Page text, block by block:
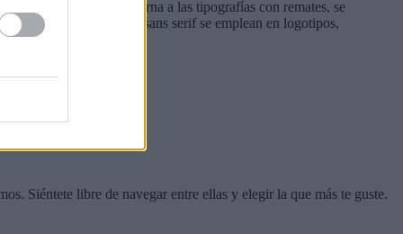
como alternativa moderna a las tipografías con remates, se
Hoy en día, las letras sans serif se emplean en logotipos,
Siéntete libre de navegar entre ellas y elegir la que más te guste.